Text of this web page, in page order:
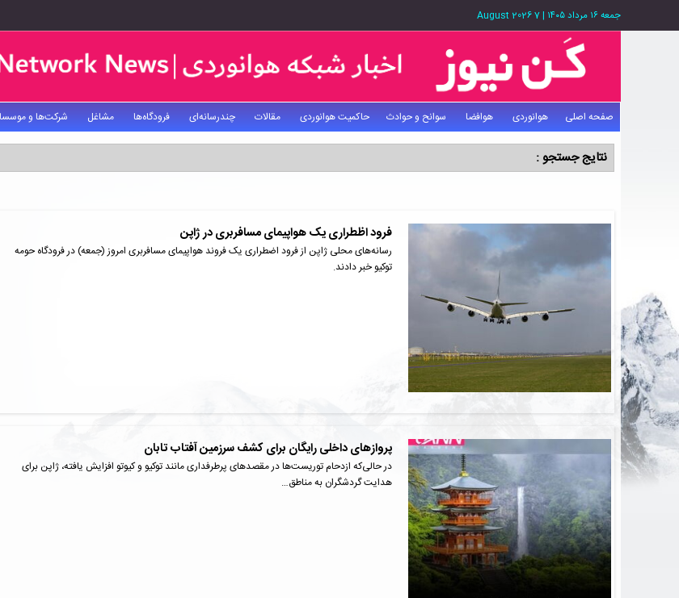
جمعه ۱۶ مرداد ۱۴۰۵ |
7 August 2026
صفحه اصلی هوانوردی هوافضا سوانح و حوادث حاکمیت هوانوردی مقالات چندرسانه‌ای فرودگاه‌ها مشاغل شرکت‌ها و
نتایج جستجو :
فرود اظطراری یک هواپیمای مسافربری در ژاپن
رسانه‌های محلی ژاپن از فرود اضطراری یک فروند هواپیمای مسافربری امروز (جمعه) در فرودگاه حومه
توکیو خبر دادند.
پروازهای داخلی رایگان برای کشف سرزمین آفتاب تابان
در حالی‌که ازدحام توریست‌ها در مقصدهای پرطرفداری مانند توکیو و کیوتو افزایش یافته، ژاپن برای
هدایت گردشگران به مناطق…